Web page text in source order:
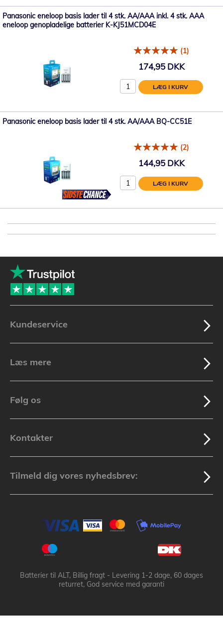
Panasonic eneloop basis lader til 4 stk. AA/AAA inkl. 4 stk. AAA
eneloop genopladelige batterier K-KJ51MCD04E
(1)
174,95 DKK
LÆG I KURV
Panasonic eneloop basis lader til 4 stk. AA/AAA BQ-CC51E
(2)
144,95 DKK
LÆG I KURV
Kundeservice
Læs mere
Følg os
Kontakter
Tilmeld dig vores nyhedsbrev:
Batterier til ALT, Billig fragt - Levering 1-2 dage, 60 dages
returret, God service med garanti